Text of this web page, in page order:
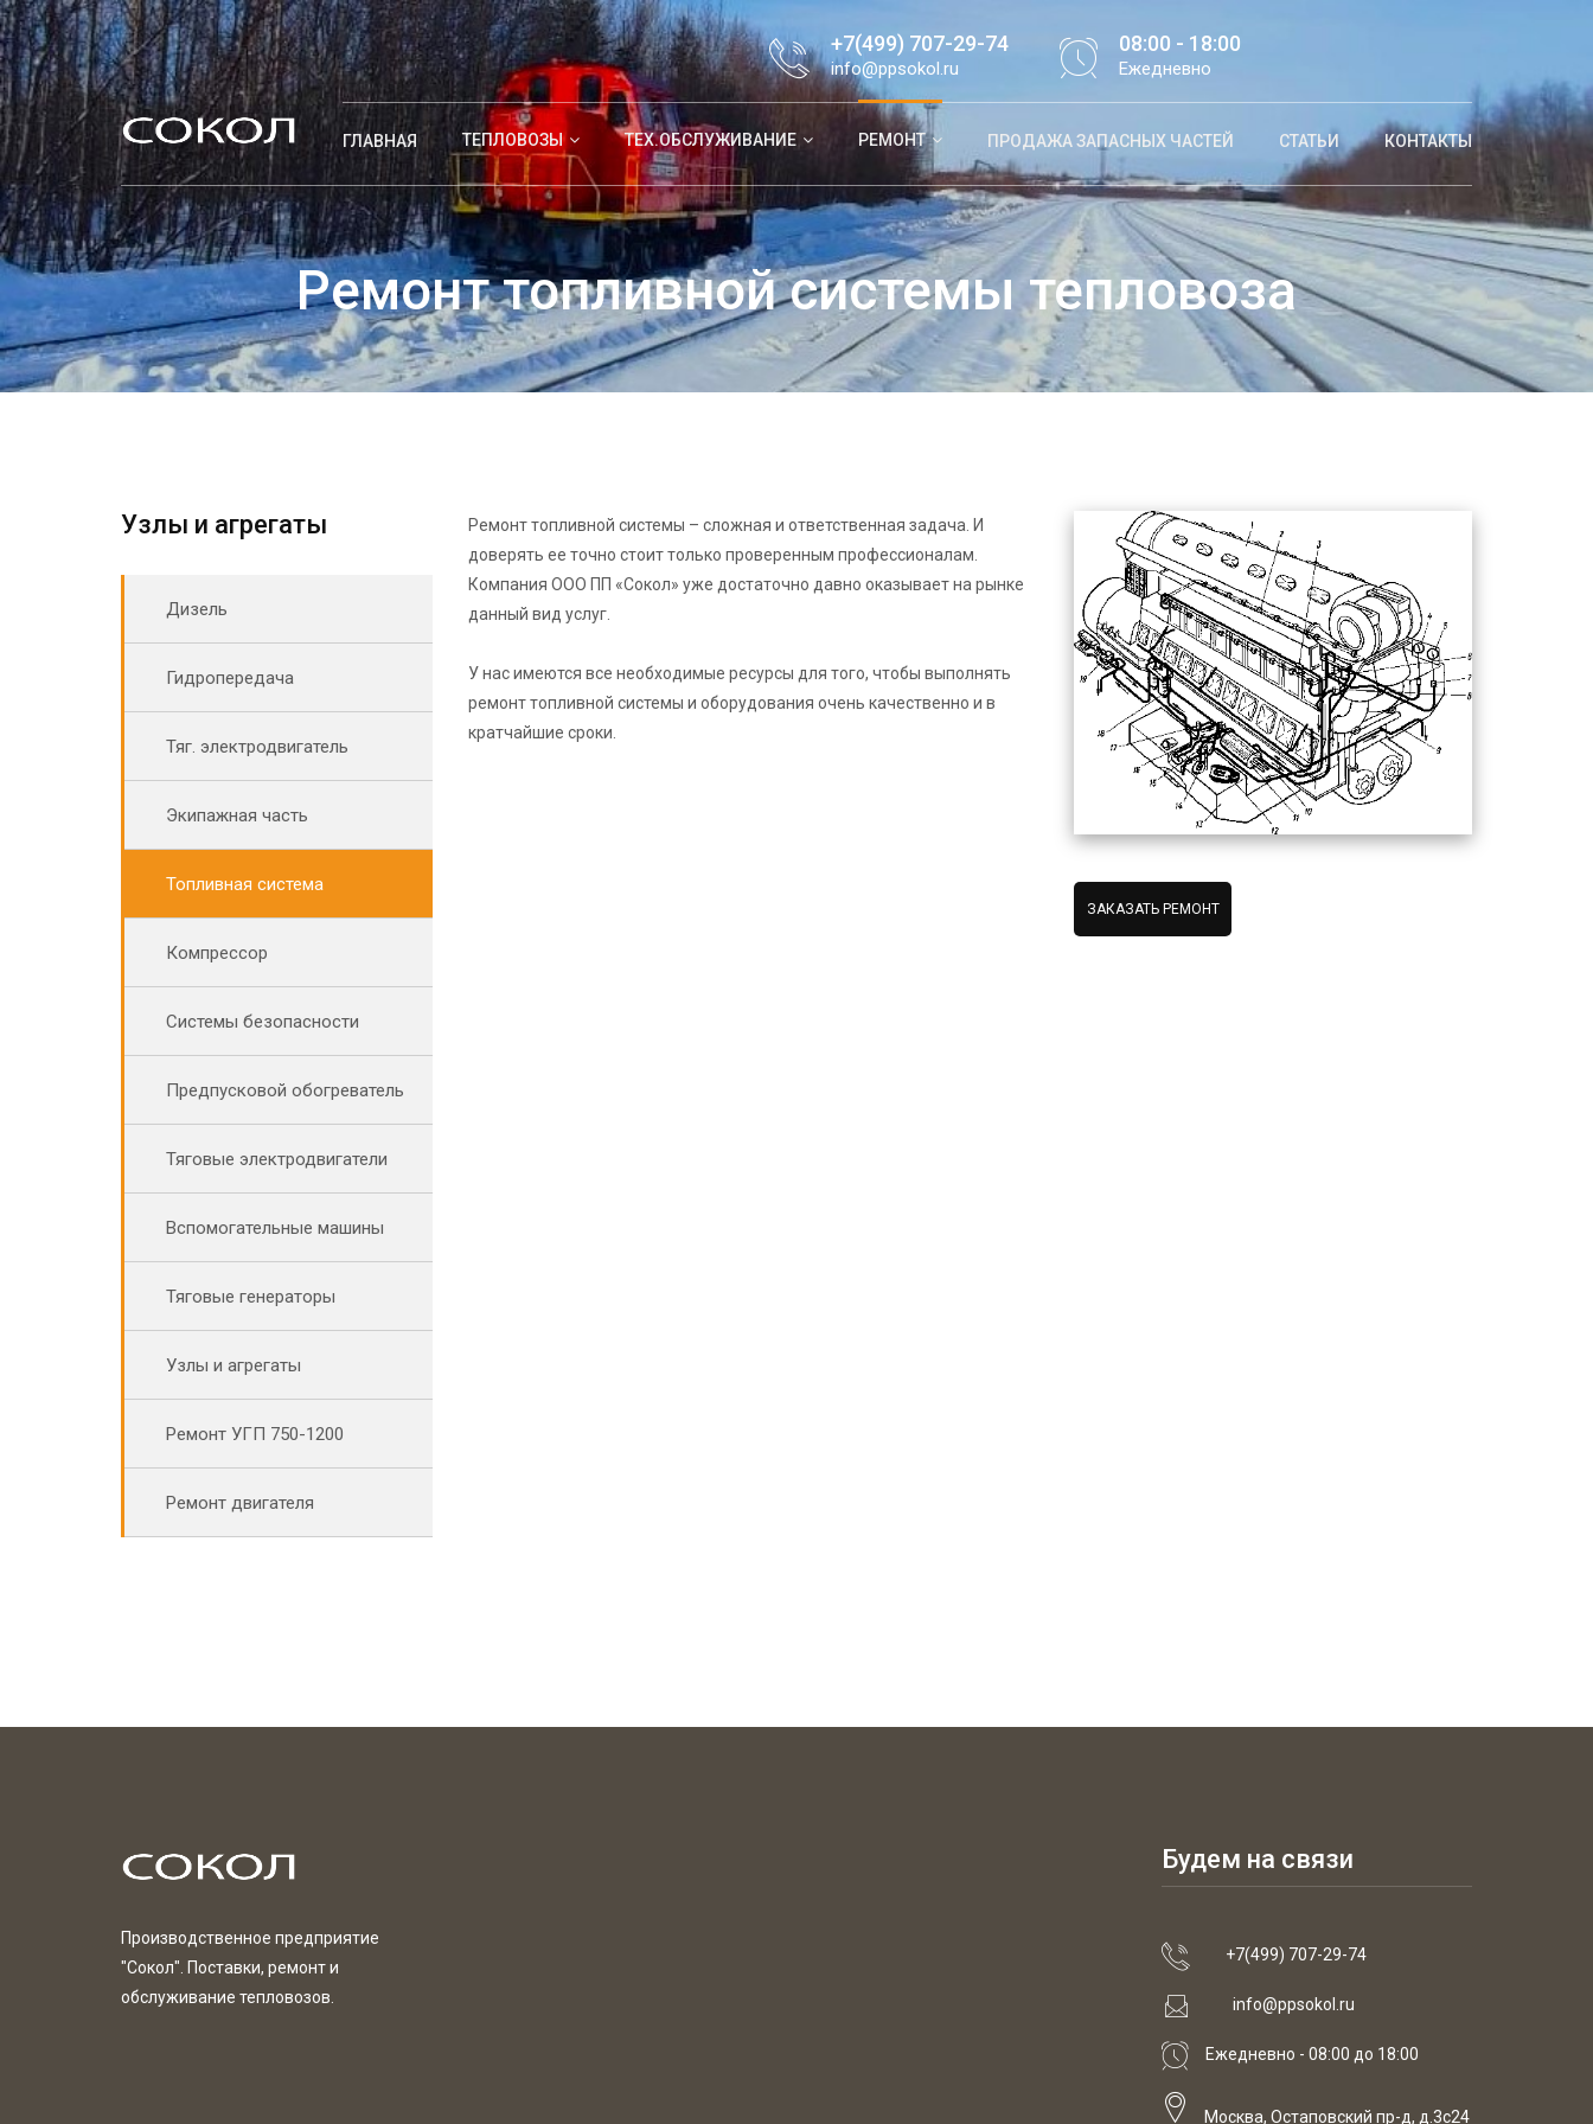
+7(499) 707-29-74
info@ppsokol.ru
08:00 - 18:00
Ежедневно
ГЛАВНАЯ ТЕПЛОВОЗЫ ТЕХ.ОБСЛУЖИВАНИЕ РЕМОНТ ПРОДАЖА ЗАПАСНЫХ ЧАСТЕЙ СТАТЬИ КОНТАКТЫ
Ремонт топливной системы тепловоза
Узлы и агрегаты
Дизель
Гидропередача
Тяг. электродвигатель
Экипажная часть
Топливная система
Компрессор
Системы безопасности
Предпусковой обогреватель
Тяговые электродвигатели
Вспомогательные машины
Тяговые генераторы
Узлы и агрегаты
Ремонт УГП 750-1200
Ремонт двигателя
Ремонт топливной системы – сложная и ответственная задача. И
доверять ее точно стоит только проверенным профессионалам.
Компания ООО ПП «Сокол» уже достаточно давно оказывает на рынке
данный вид услуг.
У нас имеются все необходимые ресурсы для того, чтобы выполнять
ремонт топливной системы и оборудования очень качественно и в
кратчайшие сроки.
ЗАКАЗАТЬ РЕМОНТ
Производственное предприятие
"Сокол". Поставки, ремонт и
обслуживание тепловозов.
Будем на связи
+7(499) 707-29-74
info@ppsokol.ru
Ежедневно - 08:00 до 18:00
Москва, Остаповский пр-д, д.3с24